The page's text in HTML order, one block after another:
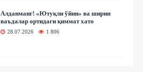
Алданманг! «Ютуқли ўйин» ва ширин
ваъдалар ортидаги қиммат хато
28.07.2026 1 806